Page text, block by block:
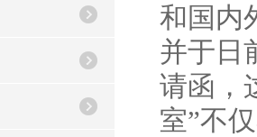
和国内
并于日
请函，
室”不